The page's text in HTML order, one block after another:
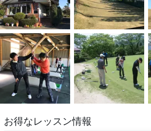
お得なレッスン情報